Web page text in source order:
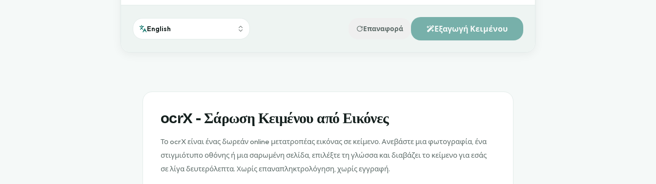
English Επαναφορά Εξαγωγή Κειμένου
ocrX - Σάρωση Κειμένου από Εικόνες
Το ocrX είναι ένας δωρεάν online μετατροπέας εικόνας σε κείμενο. Ανεβάστε μια φωτογραφία, ένα
στιγμιότυπο οθόνης ή μια σαρωμένη σελίδα, επιλέξτε τη γλώσσα και διαβάζει το κείμενο για εσάς
σε λίγα δευτερόλεπτα. Χωρίς επαναπληκτρολόγηση, χωρίς εγγραφή.